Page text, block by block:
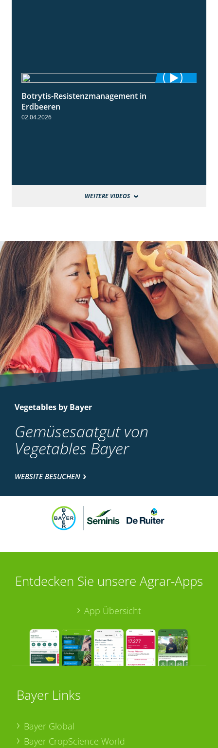
Botrytis-Resistenzmanagement in
Erdbeeren
02.04.2026
WEITERE VIDEOS
Vegetables by Bayer
Gemüsesaatgut von
Vegetables Bayer
WEBSITE BESUCHEN
Entdecken Sie unsere Agrar-Apps
App Übersicht
Bayer Links
Bayer Global
Bayer CropScience World